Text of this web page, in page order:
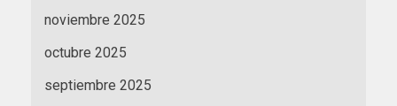
noviembre 2025
octubre 2025
septiembre 2025